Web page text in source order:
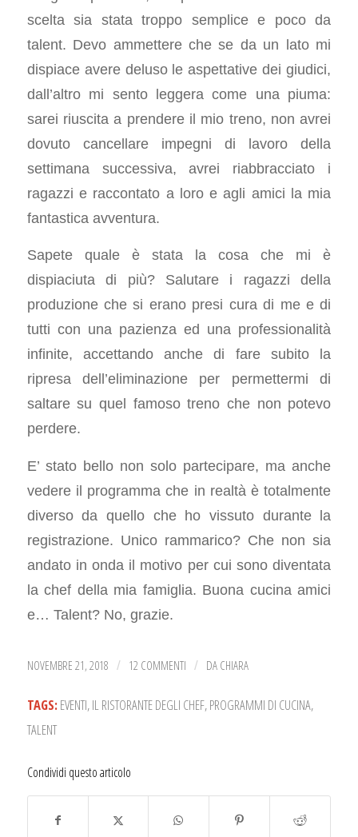
scelta sia stata troppo semplice e poco da
talent. Devo ammettere che se da un lato mi
dispiace avere deluso le aspettative dei giudici,
dall’altro mi sento leggera come una piuma:
sarei riuscita a prendere il mio treno, non avrei
dovuto cancellare impegni di lavoro della
settimana successiva, avrei riabbracciato i
ragazzi e raccontato a loro e agli amici la mia
fantastica avventura.
Sapete quale è stata la cosa che mi è
dispiaciuta di più? Salutare i ragazzi della
produzione che si erano presi cura di me e di
tutti con una pazienza ed una professionalità
infinite, accettando anche di fare subito la
ripresa dell’eliminazione per permettermi di
saltare su quel famoso treno che non potevo
perdere.
E’ stato bello non solo partecipare, ma anche
vedere il programma che in realtà è totalmente
diverso da quello che ho vissuto durante la
registrazione. Unico rammarico? Che non sia
andato in onda il motivo per cui sono diventata
la chef della mia famiglia. Buona cucina amici
e… Talent? No, grazie.
NOVEMBRE 21, 2018 / 12 COMMENTI / DA CHIARA
TAGS:EVENTI,IL RISTORANTE DEGLI CHEF,PROGRAMMI DI CUCINA,
TALENT
Condividi questo articolo